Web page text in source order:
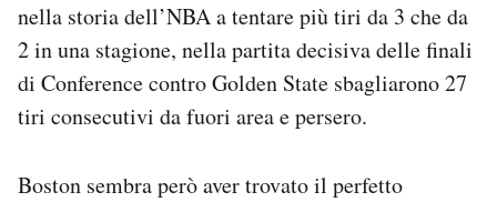
nella storia dell’NBA a tentare più tiri da 3 che da
2 in una stagione, nella partita decisiva delle finali
di Conference contro Golden State sbagliarono 27
tiri consecutivi da fuori area e persero.
Boston sembra però aver trovato il perfetto